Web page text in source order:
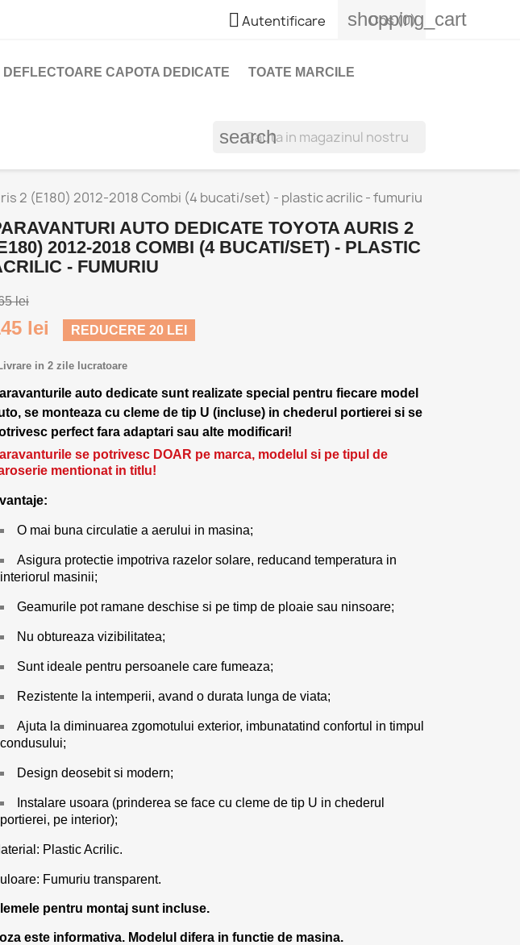
Autentificare shopping_cart
Cos(0)
DEFLECTOARE CAPOTA DEDICATE TOATE MARCILE
search
2 (E180) 2012-2018 Combi (4 bucati/set) - plastic acrilic - fumuriu
AUTO DEDICATE TOYOTA AURIS 2
2012-2018 COMBI (4 BUCATI/SET) - PLASTIC
- FUMURIU
lei
lei REDUCERE 20 LEI
in 2 zile lucratoare
auto dedicate sunt realizate special pentru fiecare model
se monteaza cu cleme de tip U (incluse) in chederul portierei si se
perfect fara adaptari sau alte modificari!
se potrivesc DOAR pe marca, modelul si pe tipul de
mentionat in titlu!
O mai buna circulatie a aerului in masina;
Asigura protectie impotriva razelor solare, reducand temperatura in
interiorul masinii;
Geamurile pot ramane deschise si pe timp de ploaie sau ninsoare;
Nu obtureaza vizibilitatea;
Sunt ideale pentru persoanele care fumeaza;
Rezistente la intemperii, avand o durata lunga de viata;
Ajuta la diminuarea zgomotului exterior, imbunatatind confortul in timpul
condusului;
Design deosebit si modern;
Instalare usoara (prinderea se face cu cleme de tip U in chederul
portierei, pe interior);
Plastic Acrilic.
Fumuriu transparent.
pentru montaj sunt incluse.
este informativa. Modelul difera in functie de masina.